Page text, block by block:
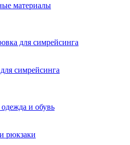
материалы
для симрейсинга
симрейсинга
и обувь
рюкзаки